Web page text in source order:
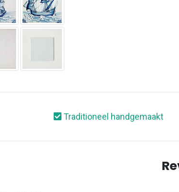
Traditioneel handgemaakt